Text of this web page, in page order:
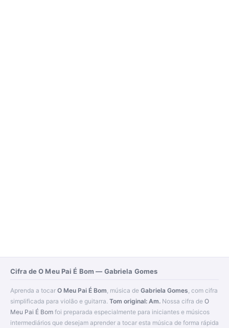
Cifra de O Meu Pai É Bom — Gabriela Gomes
Aprenda a tocar O Meu Pai É Bom, música de Gabriela Gomes, com cifra
simplificada para violão e guitarra. Tom original: Am. Nossa cifra de O
Meu Pai É Bom foi preparada especialmente para iniciantes e músicos
intermediários que desejam aprender a tocar esta música de forma rápida